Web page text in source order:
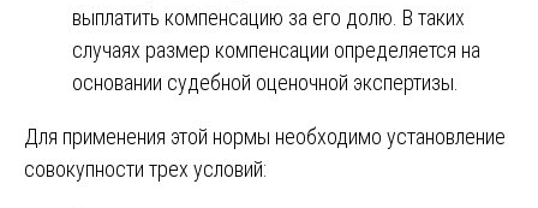
выплатить компенсацию за его долю. В таких
случаях размер компенсации определяется на
основании судебной оценочной экспертизы.
Для применения этой нормы необходимо установление
совокупности трех условий: